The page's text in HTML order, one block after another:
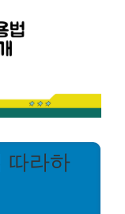
따라하